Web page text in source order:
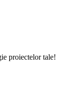
proiectelor tale!